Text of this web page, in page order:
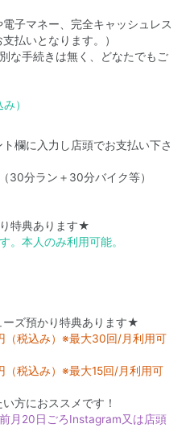
子マネー、完全キャッシュレス
払いとなります。）
な手続きは無く、どなたでもご
）
欄に入力し店頭でお支払い下さ
30分ラン＋30分バイク等）
特典あります★
。本人のみ利用可能。
ズ預かり特典あります★
税込み）※最大30回/月利用可
税込み）※最大15回/月利用可
方におススメです！
月20日ごろInstagram又は店頭